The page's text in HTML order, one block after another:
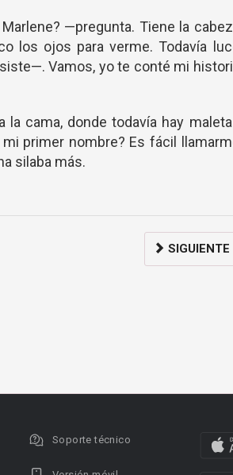
—pregunta. Tiene la
los ojos para verme. Todavía
Vamos, yo te conté mi
cama, donde todavía hay
primer nombre? Es fácil
silaba más.
SIGUIENTE
Soporte técnico